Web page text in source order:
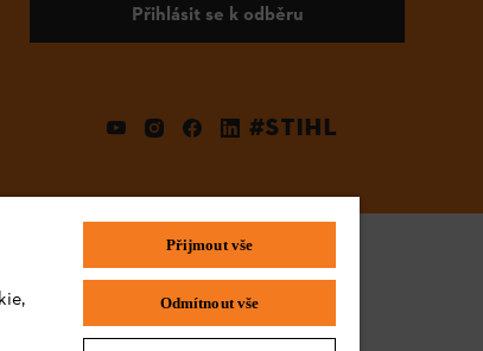
Přihlásit se k odběru
#STIHL
Přijmout vše
Odmítnout vše